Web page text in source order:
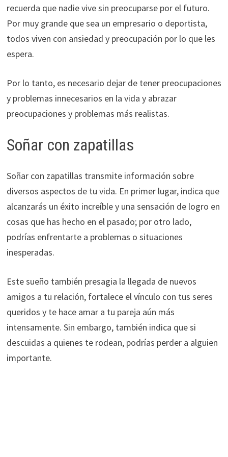
recuerda que nadie vive sin preocuparse por el futuro.
Por muy grande que sea un empresario o deportista,
todos viven con ansiedad y preocupación por lo que les
espera.
Por lo tanto, es necesario dejar de tener preocupaciones
y problemas innecesarios en la vida y abrazar
preocupaciones y problemas más realistas.
Soñar con zapatillas
Soñar con zapatillas transmite información sobre
diversos aspectos de tu vida. En primer lugar, indica que
alcanzarás un éxito increíble y una sensación de logro en
cosas que has hecho en el pasado; por otro lado,
podrías enfrentarte a problemas o situaciones
inesperadas.
Este sueño también presagia la llegada de nuevos
amigos a tu relación, fortalece el vínculo con tus seres
queridos y te hace amar a tu pareja aún más
intensamente. Sin embargo, también indica que si
descuidas a quienes te rodean, podrías perder a alguien
importante.